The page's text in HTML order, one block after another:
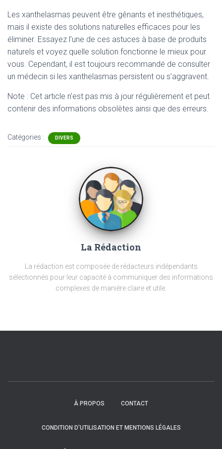
Les xanthelasmas peuvent être gênants et inesthétiques,
mais il existe des solutions naturelles efficaces pour les
éliminer. Essayez l’une de ces astuces à base de produits
naturels et voyez quelle solution fonctionne le mieux pour
vous. Cependant, il est toujours recommandé de consulter
un médecin si les xanthelasmas persistent ou s’aggravent.
Note : Cet article n'est pas mis à jour régulièrement et peut
contenir des informations obsolètes ainsi que des erreurs.
Catégories : DIVERS
La Rédaction
La rédaction est composée de rédacteurs indépendants
sélectionnés pour leur capacité à communiquer des informations
complexes de manière claire et utile.
À PROPOS CONTACT
CONDITION D’UTILISATION ET MENTIONS LÉGALES